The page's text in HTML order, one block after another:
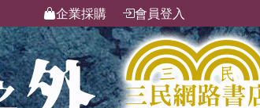
企業採購 會員登入